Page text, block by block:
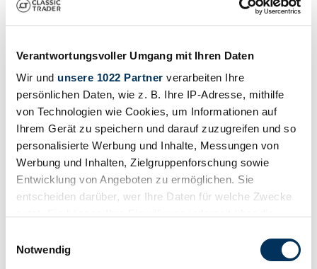
Verantwortungsvoller Umgang mit Ihren Daten
Wir und unsere 1022 Partner verarbeiten Ihre
persönlichen Daten, wie z. B. Ihre IP-Adresse, mithilfe
von Technologien wie Cookies, um Informationen auf
Ihrem Gerät zu speichern und darauf zuzugreifen und so
personalisierte Werbung und Inhalte, Messungen von
Werbung und Inhalten, Zielgruppenforschung sowie
Entwicklung von Angeboten zu ermöglichen. Sie
entscheiden darüber, wer Ihre Daten für welche Zwecke
Trigger Symbol ändern oder widerrufen
Notwendig